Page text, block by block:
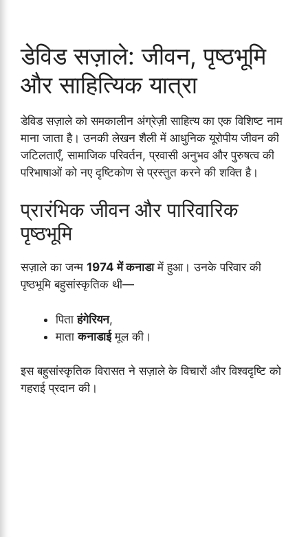
डेविड सज़ाले: जीवन, पृष्ठभूमि
और साहित्यिक यात्रा
डेविड सज़ाले को समकालीन अंग्रेज़ी साहित्य का एक विशिष्ट नाम
माना जाता है। उनकी लेखन शैली में आधुनिक यूरोपीय जीवन की
जटिलताएँ, सामाजिक परिवर्तन, प्रवासी अनुभव और पुरुषत्व की
परिभाषाओं को नए दृष्टिकोण से प्रस्तुत करने की शक्ति है।
प्रारंभिक जीवन और पारिवारिक
पृष्ठभूमि
सज़ाले का जन्म 1974 में कनाडामें हुआ। उनके परिवार की
पृष्ठभूमि बहुसांस्कृतिक थी—
पिताहंगेरियन,
माताकनाडाईमूल की।
इस बहुसांस्कृतिक विरासत ने सज़ाले के विचारों और विश्वदृष्टि को
गहराई प्रदान की।